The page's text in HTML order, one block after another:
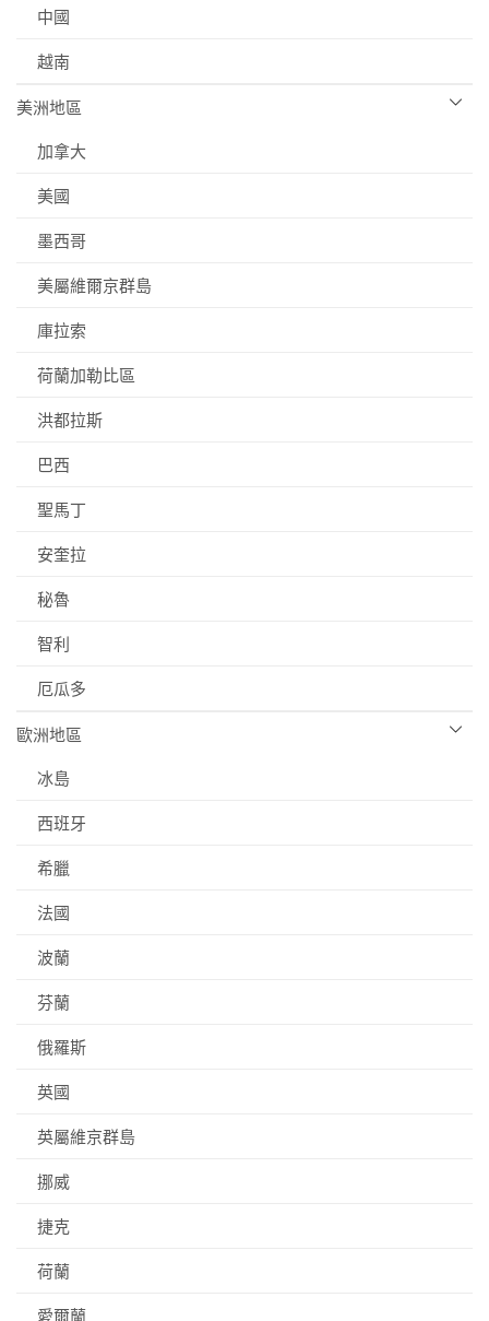
中國
越南
美洲地區
加拿大
美國
墨西哥
美屬維爾京群島
庫拉索
荷蘭加勒比區
洪都拉斯
巴西
聖馬丁
安奎拉
秘魯
智利
厄瓜多
歐洲地區
冰島
西班牙
希臘
法國
波蘭
芬蘭
俄羅斯
英國
英屬維京群島
挪威
捷克
荷蘭
愛爾蘭